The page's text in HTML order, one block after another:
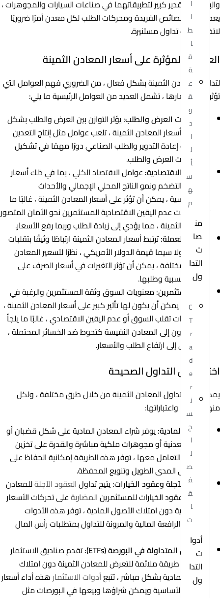
ا
ل
ط
ا
ق
ة
ع
ق
و
د
ا
ل
أ
س
ه
م
من
صا
ت
التدا
ول
C
T
r
a
d
e
r
ن
س
خ
ا
ل
ص
ف
ق
ا
ت
أدوا
ت
التدا
ول
والبلاديوم بتقدير كبير لتطبيقاتهما في صناعات السيارات والمجوهرات ،
يعد فهم الخصائص الفريدة ومحركات الطلب لكل معدن أمرًا ضروريًا
لاتخاذ قرارات تداول مستنيرة.
العوامل المؤثرة على أسعار المعادن الثمينة
لتداول المعادن الثمينة بشكل فعال ، من الضروري فهم العوامل التي
تؤثر على أسعارها ، تشمل العديد من العوامل الرئيسية ما يلي:
ديناميكيات العرض والطلب:يؤثر التوازن بين العرض والطلب بشكل
كبير على أسعار المعادن الثمينة ، تلعب عوامل مثل إنتاج التعدين
ومعدلات إعادة التدوير والطلب الصناعي دورًا مهمًا في تشكيل
ديناميكيات العرض والطلب.
الظروف الاقتصادية:عوامل الاقتصاد الكلي ، بما في ذلك أسعار
الفائدة والتضخم ونمو الناتج المحلي الإجمالي والأحداث
الجيوسياسية ، يمكن أن تؤثر على أسعار المعادن الثمينة ، غالبًا ما
تدفع حالات عدم اليقين الاقتصادية المستثمرين نحو الأمان المتصور
للمعادن الثمينة ، مما يؤدي إلى زيادة الطلب وربما رفع الأسعار.
تحركات العملة:ترتبط أسعار المعادن الثمينة ارتباطًا وثيقًا بتقلبات
العملة ، ولا سيما قيمة الدولار الأمريكي ، نظرًا لتسعير المعادن
بعملات مختلفة ، يمكن أن تؤثر التغيرات في أسعار الصرف على
قدرتها النسبية وطلبها.
ثقة المستثمرين: معنويات السوق وثقة المستثمرين والرغبة في
المخاطرة يمكن أن يكون لها تأثير كبير على أسعار المعادن الثمينة ،
خلال أوقات تقلب السوق أو عدم اليقين الاقتصادي ، غالبًا ما يلجأ
المستثمرون إلى المعادن النفيسة كتحوط ضد الخسائر المحتملة ،
مما يؤدي إلى ارتفاع الطلب والأسعار.
اختيار طرق التداول الصحيحة
يمكن تنفيذ تداول المعادن الثمينة من خلال طرق مختلفة ، ولكل
منها مزاياها واعتباراتها:
الملكية المادية:يوفر شراء المعادن المادية على شكل قضبان أو
عملات معدنية أو مجوهرات ملكية مباشرة والقدرة على تخزين
الأصول والتعامل معها ، توفر هذه الطريقة إمكانية الحفاظ على
الثروة على المدى الطويل وتنويع المحفظة.
العقود الآجلة وعقود الخيارات:يتيح تداولالعقود الآجلةللمعادن
الثمينة وعقود الخيارات للمستثمرينالمضاربةعلى تحركات الأسعار
المستقبلية دون امتلاك الأصول المادية ، توفر هذه الأدوات
المشتقة الرافعة المالية والمرونة للتداول بمتطلبات رأس المال
الأصغر.
الصناديق المتداولة في البورصة (ETFs):
تقدم صناديق الاستثمار
المتداولة طريقة ملائمة للتعرض للمعادن الثمينة دون امتلاك
الأصول المادية بشكل مباشر ، تتبعأدوات الاستثمار هذه أداء أسعار
المعادن الأساسية ويمكن شراؤها وبيعها في البورصات مثل